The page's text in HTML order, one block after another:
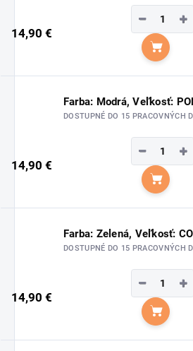
14,90 €
+
−
Do
Farba: Modrá, Veľkosť:
DOSTUPNÉ DO 15 PRACOVNÝCH
14,90 €
+
−
Do
Farba: Zelená, Veľkosť:
DOSTUPNÉ DO 15 PRACOVNÝCH
14,90 €
+
−
Do